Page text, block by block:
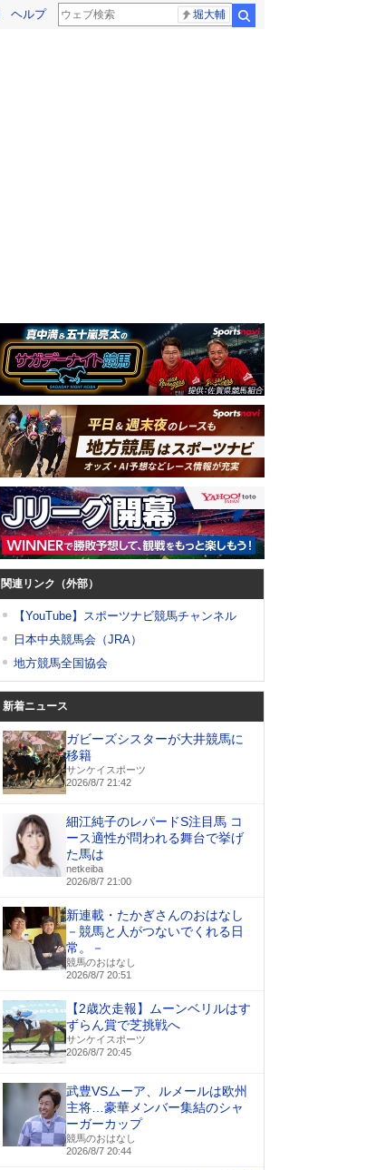
ヘルプ 堀大輔
関連リンク（外部）
【YouTube】スポーツナビ競馬チャンネル
日本中央競馬会（JRA）
地方競馬全国協会
新着ニュース
ガビーズシスターが大井競馬に
移籍
サンケイスポーツ
2026/8/7 21:42
細江純子のレパードS注目馬 コ
ース適性が問われる舞台で挙げ
た馬は
netkeiba
2026/8/7 21:00
新連載・たかぎさんのおはなし
－競馬と人がつないでくれる日
常。－
競馬のおはなし
2026/8/7 20:51
【2歳次走報】ムーンベリルはす
ずらん賞で芝挑戦へ
サンケイスポーツ
2026/8/7 20:45
武豊VSムーア、ルメールは欧州
主将…豪華メンバー集結のシャ
ーガーカップ
競馬のおはなし
2026/8/7 20:44